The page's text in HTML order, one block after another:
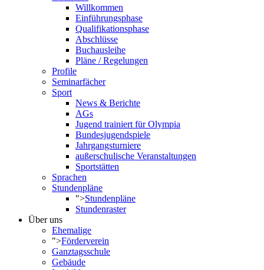
Willkommen
Einführungsphase
Qualifikationsphase
Abschlüsse
Buchausleihe
Pläne / Regelungen
Profile
Seminarfächer
Sport
News & Berichte
AGs
Jugend trainiert für Olympia
Bundesjugendspiele
Jahrgangsturniere
außerschulische Veranstaltungen
Sportstätten
Sprachen
Stundenpläne
">Stundenpläne
Stundenraster
Über uns
Ehemalige
">Förderverein
Ganztagsschule
Gebäude